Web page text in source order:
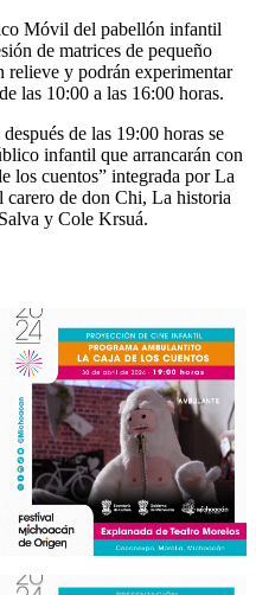
Móvil del pabellón infantil
de matrices de pequeño
relieve y podrán experimentar
las 10:00 a las 16:00 horas.
de las 19:00 horas se
infantil que arrancarán con
los cuentos” integrada por La
de don Chi, La historia
y Cole Krsuá.